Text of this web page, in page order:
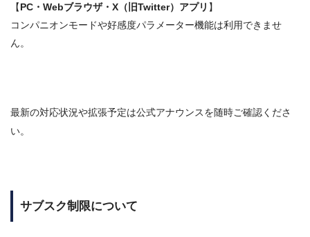
【PC・Webブラウザ・X（旧Twitter）アプリ 】
コンパニオンモードや好感度パラメーター機能は利用できませ
ん。
最新の対応状況や拡張予定は公式アナウンスを随時ご確認くださ
い。
サブスク制限について